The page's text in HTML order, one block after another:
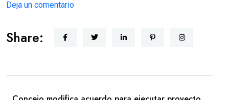
Deja un comentario
Share: